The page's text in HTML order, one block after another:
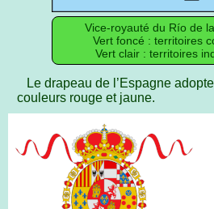
Vice-royauté du Río de
Vert foncé : territoires
Vert clair : territoires
Le drapeau de l’Espagne
couleurs rouge et jaune.